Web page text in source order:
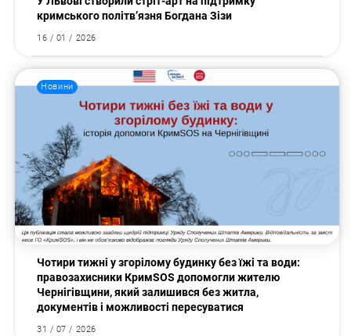
кримського політв’язня Богдана Зізи
16 / 01 / 2026
Новини
Чотири тижні у згорілому будинку без їжі та води:
правозахисники КримSOS допомогли жителю
Чернігівщини, який залишився без житла,
документів і можливості пересуватися
31 / 07 / 2026